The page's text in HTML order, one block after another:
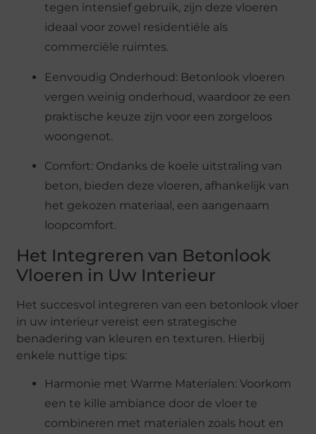
tegen intensief gebruik, zijn deze vloeren
ideaal voor zowel residentiële als
commerciële ruimtes.
Eenvoudig Onderhoud: Betonlook vloeren
vergen weinig onderhoud, waardoor ze een
praktische keuze zijn voor een zorgeloos
woongenot.
Comfort: Ondanks de koele uitstraling van
beton, bieden deze vloeren, afhankelijk van
het gekozen materiaal, een aangenaam
loopcomfort.
Het Integreren van Betonlook
Vloeren in Uw Interieur
Het succesvol integreren van een betonlook vloer
in uw interieur vereist een strategische
benadering van kleuren en texturen. Hierbij
enkele nuttige tips:
Harmonie met Warme Materialen: Voorkom
een te kille ambiance door de vloer te
combineren met materialen zoals hout en